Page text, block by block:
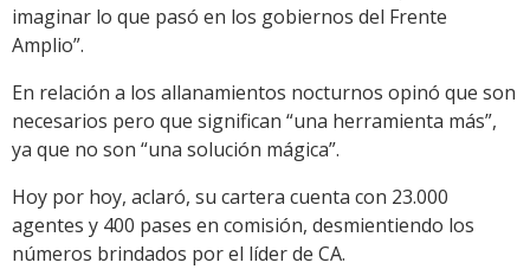
imaginar lo que pasó en los gobiernos del Frente
Amplio”.
En relación a los allanamientos nocturnos opinó que son
necesarios pero que significan “una herramienta más”,
ya que no son “una solución mágica”.
Hoy por hoy, aclaró, su cartera cuenta con 23.000
agentes y 400 pases en comisión, desmientiendo los
números brindados por el líder de CA.